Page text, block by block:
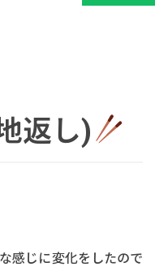
返し)
感じに変化をしたので